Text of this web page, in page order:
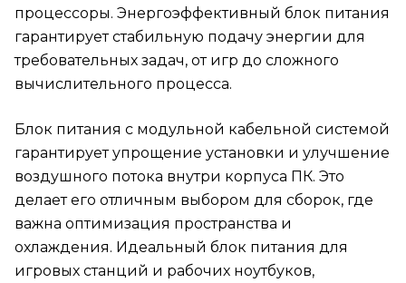
процессоры. Энергоэффективный блок питания
гарантирует стабильную подачу энергии для
требовательных задач, от игр до сложного
вычислительного процесса.
Блок питания с модульной кабельной системой
гарантирует упрощение установки и улучшение
воздушного потока внутри корпуса ПК. Это
делает его отличным выбором для сборок, где
важна оптимизация пространства и
охлаждения. Идеальный блок питания для
игровых станций и рабочих ноутбуков,